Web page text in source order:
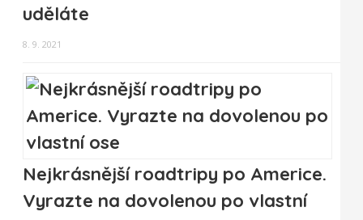
uděláte
8. 9. 2021
Nejkrásnější roadtripy po Americe.
Vyrazte na dovolenou po vlastní